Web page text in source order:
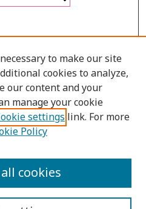
to make our site
cookies to analyze,
our content and your
manage your cookie
settings link. For more
Policy
cookies